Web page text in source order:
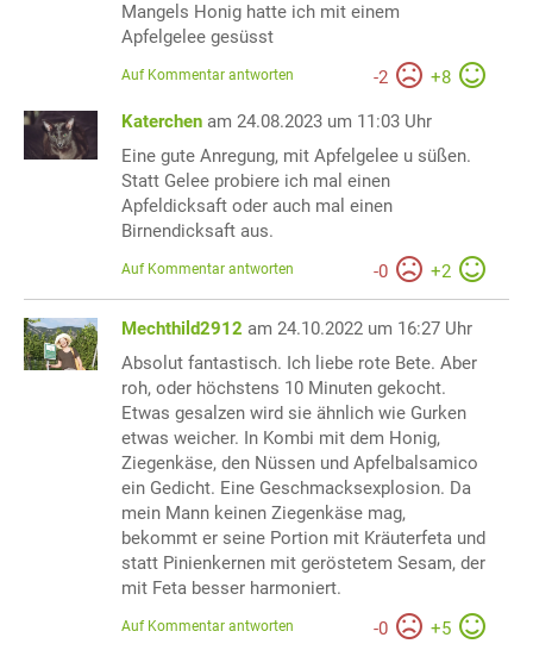
Mangels Honig hatte ich mit einem
Apfelgelee gesüsst
-2 +8
Auf Kommentar antworten
Katerchen am 24.08.2023 um 11:03 Uhr
Eine gute Anregung, mit Apfelgelee u süßen.
Statt Gelee probiere ich mal einen
Apfeldicksaft oder auch mal einen
Birnendicksaft aus.
-0 +2
Auf Kommentar antworten
Mechthild2912 am 24.10.2022 um 16:27 Uhr
Absolut fantastisch. Ich liebe rote Bete. Aber
roh, oder höchstens 10 Minuten gekocht.
Etwas gesalzen wird sie ähnlich wie Gurken
etwas weicher. In Kombi mit dem Honig,
Ziegenkäse, den Nüssen und Apfelbalsamico
ein Gedicht. Eine Geschmacksexplosion. Da
mein Mann keinen Ziegenkäse mag,
bekommt er seine Portion mit Kräuterfeta und
statt Pinienkernen mit geröstetem Sesam, der
mit Feta besser harmoniert.
-0 +5
Auf Kommentar antworten